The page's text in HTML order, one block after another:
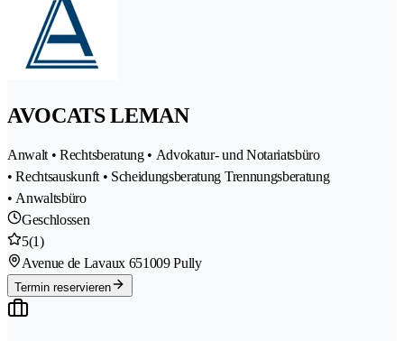
AVOCATS LEMAN
Anwalt • Rechtsberatung • Advokatur- und Notariatsbüro
• Rechtsauskunft • Scheidungsberatung Trennungsberatung
• Anwaltsbüro
Geschlossen
5(1)
Avenue de Lavaux 651009 Pully
Termin reservieren